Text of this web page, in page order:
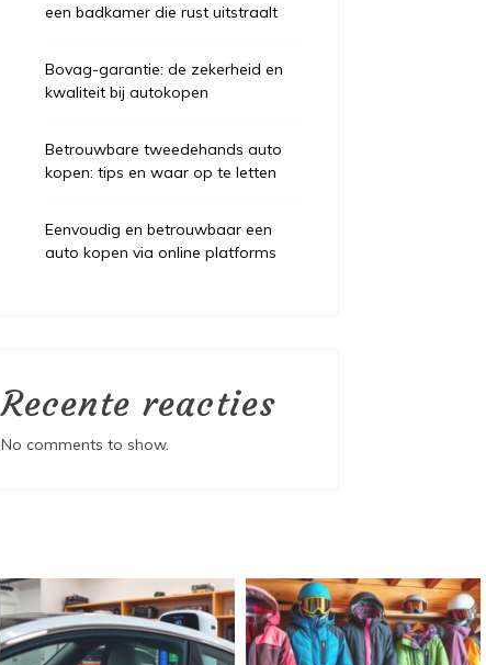
een badkamer die rust uitstraalt
Bovag-garantie: de zekerheid en
kwaliteit bij autokopen
Betrouwbare tweedehands auto
kopen: tips en waar op te letten
Eenvoudig en betrouwbaar een
auto kopen via online platforms
Recente reacties
No comments to show.